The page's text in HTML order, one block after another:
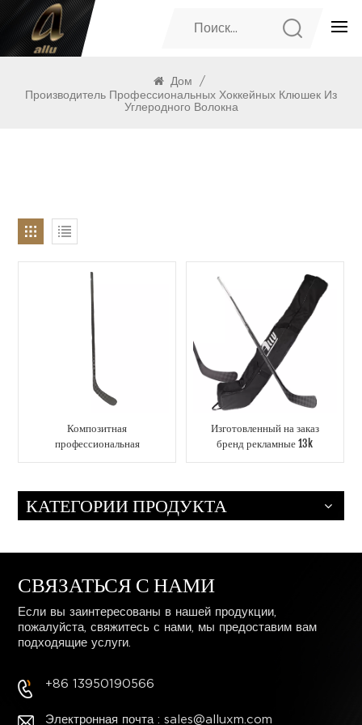
ПРОДУКТЫ
Дом
/
Производитель Профессиональных Хоккейных Клюшек Из
Углеродного Волокна
Композитная
профессиональная
элитного уровня —
варианты оптового заказа
для команд и клубов
Изготовленный на заказ
бренд рекламные 13k
льду молодежная клюшка
для хоккея на льду
КАТЕГОРИИ ПРОДУКТА
СВЯЗАТЬСЯ С НАМИ
Если вы заинтересованы в нашей продукции,
пожалуйста, свяжитесь с нами, мы предоставим вам
подходящие услуги.
+86 13950190566
Электронная почта : sales@alluxm.com